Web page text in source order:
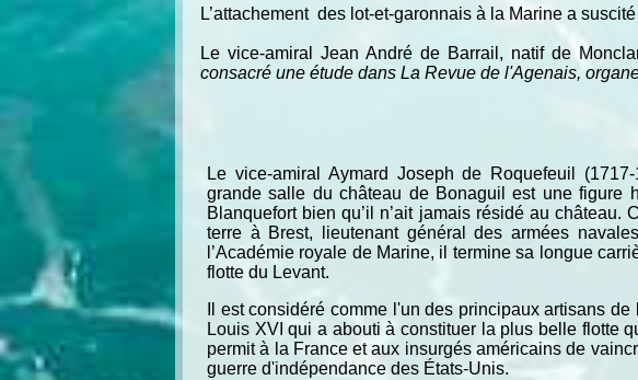
L’attachement des lot-et-garonnais à la Marine a
Le vice-amiral Jean André de Barrail, natif de
consacré une étude dans La Revue de l'Agenais,
Le vice-amiral Aymard Joseph de Roquefeuil
grande salle du château de Bonaguil est une figure
Blanquefort bien qu’il n’ait jamais résidé au château.
terre à Brest, lieutenant général des armées
l’Académie royale de Marine, il termine sa longue
flotte du Levant.
Il est considéré comme l'un des principaux artisans
Louis XVI qui a abouti à constituer la plus belle flotte
permit à la France et aux insurgés américains de
guerre d'indépendance des États-Unis.